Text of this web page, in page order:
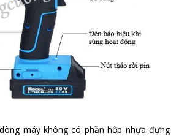
máy không có phần hộp nhựa đựng